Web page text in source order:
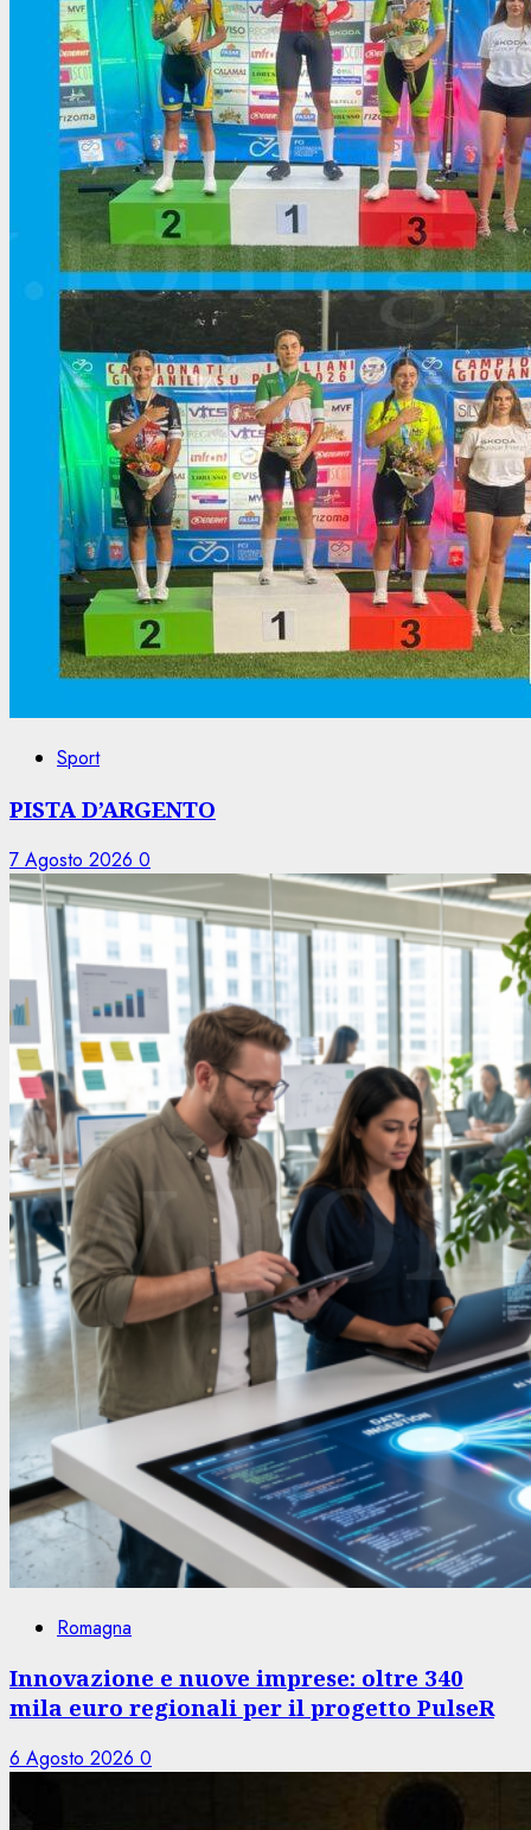
Sport
PISTA D’ARGENTO
7 Agosto 2026 0
Romagna
Innovazione e nuove imprese: oltre 340
mila euro regionali per il progetto PulseR
6 Agosto 2026 0